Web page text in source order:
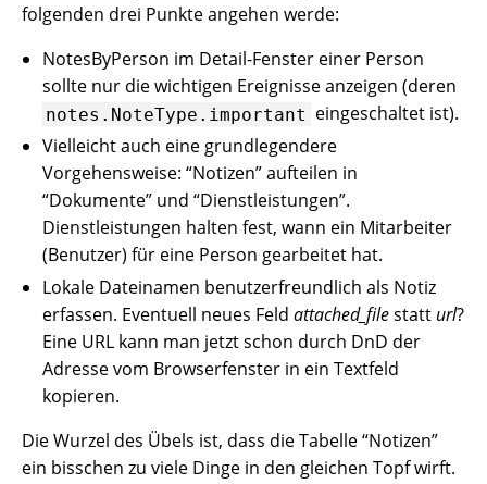
folgenden drei Punkte angehen werde:
NotesByPerson im Detail-Fenster einer Person
sollte nur die wichtigen Ereignisse anzeigen (deren
notes.NoteType.important eingeschaltet ist).
Vielleicht auch eine grundlegendere
Vorgehensweise: “Notizen” aufteilen in
“Dokumente” und “Dienstleistungen”.
Dienstleistungen halten fest, wann ein Mitarbeiter
(Benutzer) für eine Person gearbeitet hat.
Lokale Dateinamen benutzerfreundlich als Notiz
erfassen. Eventuell neues Feldattached_filestatt url?
Eine URL kann man jetzt schon durch DnD der
Adresse vom Browserfenster in ein Textfeld
kopieren.
Die Wurzel des Übels ist, dass die Tabelle “Notizen”
ein bisschen zu viele Dinge in den gleichen Topf wirft.